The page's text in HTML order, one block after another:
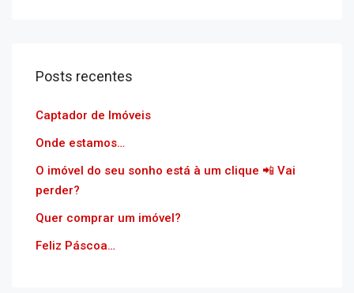
Posts recentes
Captador de Imóveis
Onde estamos…
O imóvel do seu sonho está à um clique 📲 Vai
perder?
Quer comprar um imóvel?
Feliz Páscoa…